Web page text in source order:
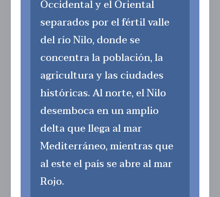
Occidental y el Oriental
separados por el fértil valle
del río Nilo, donde se
concentra la población, la
agricultura y las ciudades
históricas. Al norte, el Nilo
desemboca en un amplio
delta que llega al mar
Mediterráneo, mientras que
al este el país se abre al mar
Rojo.